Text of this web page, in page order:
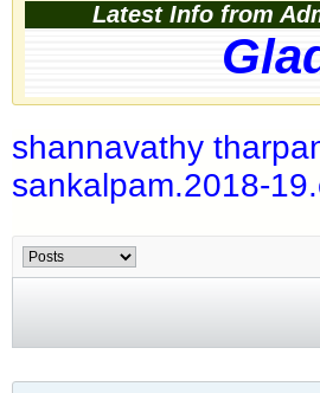
Latest Info from
shannavathy
sankalpam.2018-